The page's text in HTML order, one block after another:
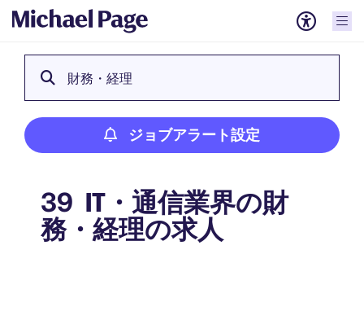
財務・経理
ジョブアラート設定
39 IT・通信業界の財
務・経理の求人